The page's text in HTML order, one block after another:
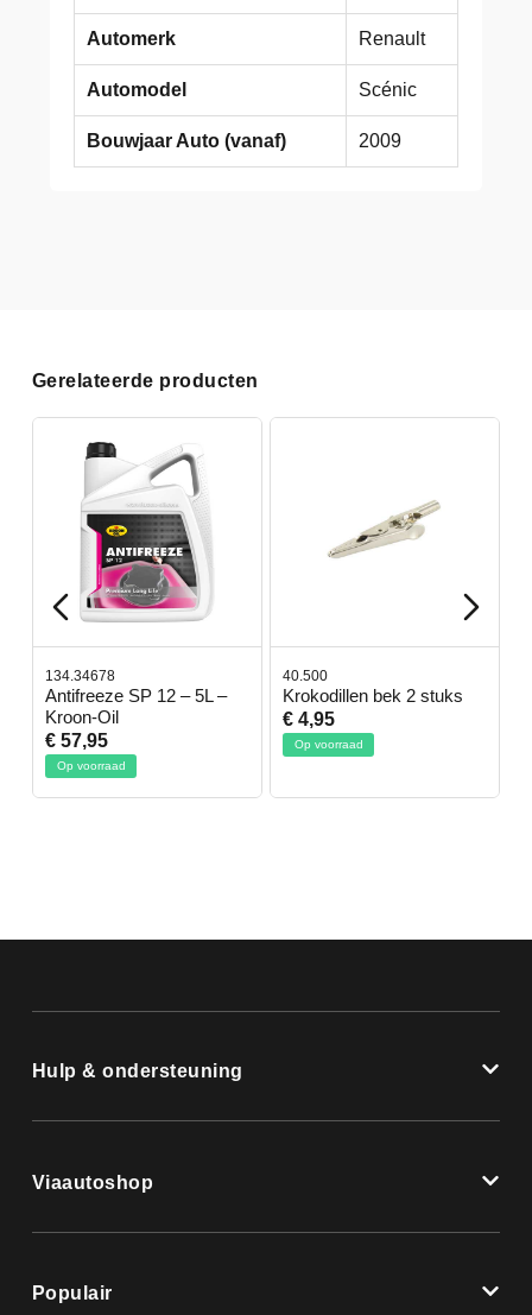
Automerk Renault
Automodel Scénic
Bouwjaar Auto (vanaf) 2009
Gerelateerde producten
134.34678
Antifreeze SP 12 – 5L –
Kroon-Oil
€ 57,95
Op voorraad
40.500
Krokodillen bek 2 stuks
€ 4,95
Op voorraad
Hulp & ondersteuning
Viaautoshop
Populair